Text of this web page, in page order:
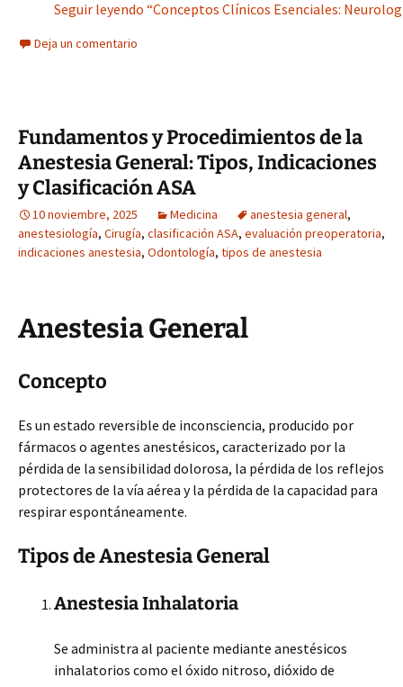
Seguir leyendo “Conceptos Clínicos Esenciales:
Deja un comentario
Fundamentos y Procedimientos de la
Anestesia General: Tipos, Indicaciones
y Clasificación ASA
10 noviembre, 2025 Medicina anestesia general,
anestesiología, Cirugía, clasificación ASA, evaluación preoperatoria,
indicaciones anestesia, Odontología, tipos de anestesia
Anestesia General
Concepto
Es un estado reversible de inconsciencia, producido por
fármacos o agentes anestésicos, caracterizado por la
pérdida de la sensibilidad dolorosa, la pérdida de los reflejos
protectores de la vía aérea y la pérdida de la capacidad para
respirar espontáneamente.
Tipos de Anestesia General
Anestesia Inhalatoria
Se administra al paciente mediante anestésicos
inhalatorios como el óxido nitroso, dióxido de